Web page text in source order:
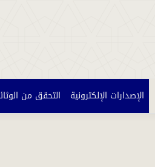
الإصدارات الإلكترونية التحقق من